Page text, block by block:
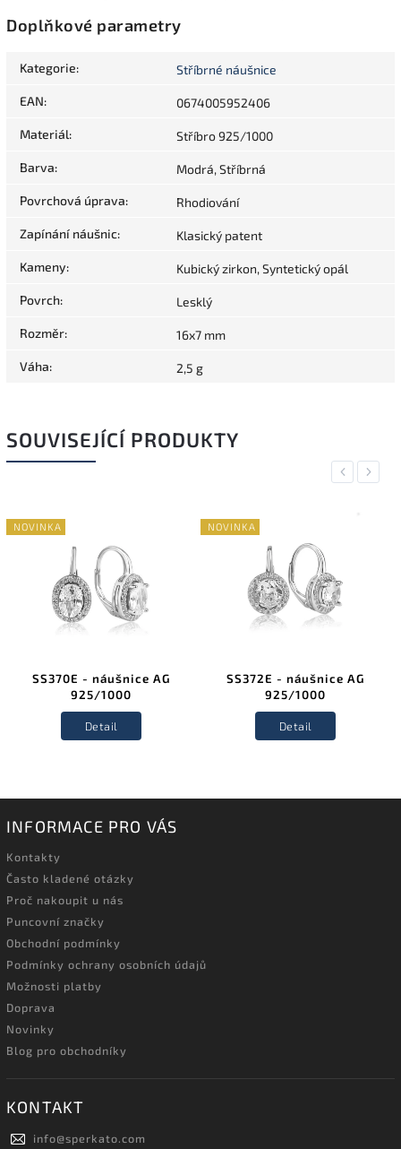
Doplňkové parametry
Kategorie: Stříbrné náušnice
EAN: 0674005952406
Materiál: Stříbro 925/1000
Barva: Modrá, Stříbrná
Povrchová úprava: Rhodiování
Zapínání náušnic: Klasický patent
Kameny: Kubický zirkon, Syntetický opál
Povrch: Lesklý
Rozměr: 16x7 mm
Váha: 2,5 g
SOUVISEJÍCÍ PRODUKTY
Previous
NOVINKA
SS370E - náušnice AG
925/1000
Detail
NOVINKA
SS372E - náušnice AG
925/1000
Detail
Next
INFORMACE PRO VÁS
Kontakty
Často kladené otázky
Proč nakoupit u nás
Puncovní značky
Obchodní podmínky
Podmínky ochrany osobních údajů
Možnosti platby
Doprava
Novinky
Blog pro obchodníky
KONTAKT
info@sperkato.com